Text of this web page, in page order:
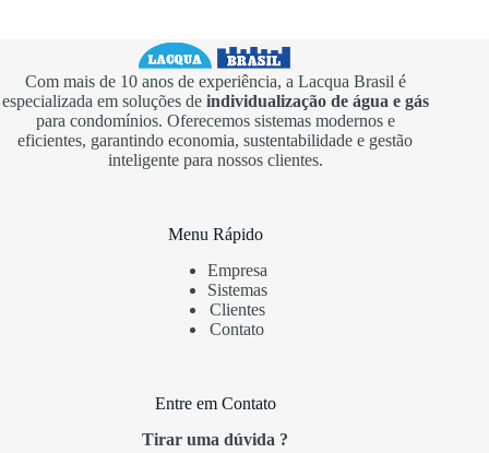
Com mais de 10 anos de experiência, a Lacqua Brasil é
especializada em soluções de individualização de água e gás
para condomínios. Oferecemos sistemas modernos e
eficientes, garantindo economia, sustentabilidade e gestão
inteligente para nossos clientes.
Menu Rápido
Empresa
Sistemas
Clientes
Contato
Entre em Contato
Tirar uma dúvida ?